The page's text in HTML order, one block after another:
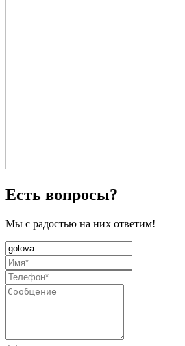
Есть вопросы?
Мы с радостью на них ответим!